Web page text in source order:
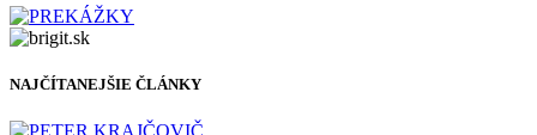
NAJČÍTANEJŠIE ČLÁNKY